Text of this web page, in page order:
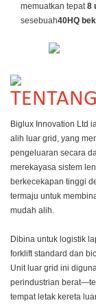
memuatkan tepat8
sesebuah40HQ
Biglux Innovation Ltd
alih luar grid, yang
pengeluaran secara
merekayasa sistem
berkecekapan tinggi
termaju untuk
mudah alih.
Dibina untuk logistik
forklift standard dan
Unit luar grid ini
perindustrian
tempat letak kereta